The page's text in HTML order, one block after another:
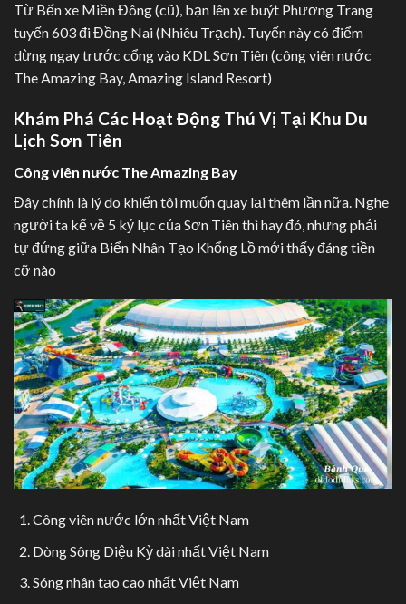
Từ Bến xe Miền Đông (cũ), bạn lên xe buýt Phương Trang
tuyến 603 đi Đồng Nai (Nhiêu Trạch). Tuyến này có điểm
dừng ngay trước cổng vào KDL Sơn Tiên (công viên nước
The Amazing Bay, Amazing Island Resort)
Khám Phá Các Hoạt Động Thú Vị Tại Khu Du
Lịch Sơn Tiên
Công viên nước The Amazing Bay
Đây chính là lý do khiến tôi muốn quay lại thêm lần nữa. Nghe
người ta kể về 5 kỷ lục của Sơn Tiên thì hay đó, nhưng phải
tự đứng giữa Biển Nhân Tạo Khổng Lồ mới thấy đáng tiền
cỡ nào
Công viên nước lớn nhất Việt Nam
Dòng Sông Diệu Kỳ dài nhất Việt Nam
Sóng nhân tạo cao nhất Việt Nam